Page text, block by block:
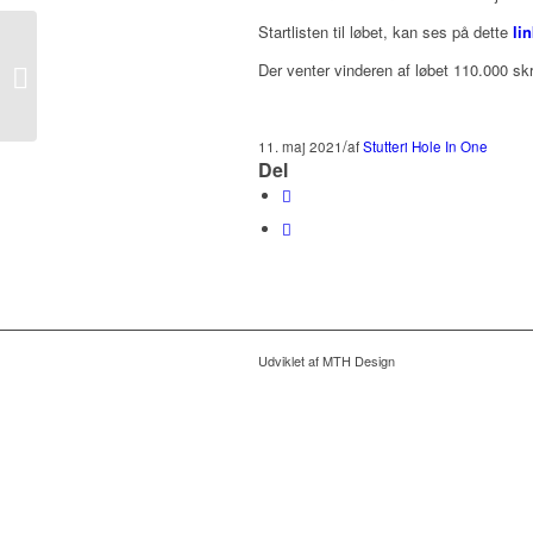
Startlisten til løbet, kan ses på dette
Der venter vinderen af løbet 110.000
11. maj 2021/afStutteri Hole In One
Del
Udviklet af MTH Design